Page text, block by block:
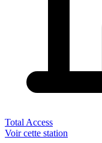
Total Access
Voir cette station